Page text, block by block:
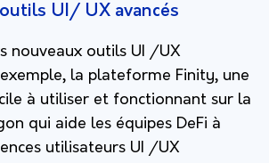
UI/ UX avancés
nouveaux outils UI /UX
la plateforme Finity, une
à utiliser et fonctionnant sur la
qui aide les équipes DeFi à
utilisateurs UI /UX